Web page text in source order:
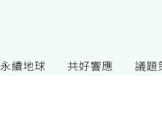
永續地球 共好響應 議題